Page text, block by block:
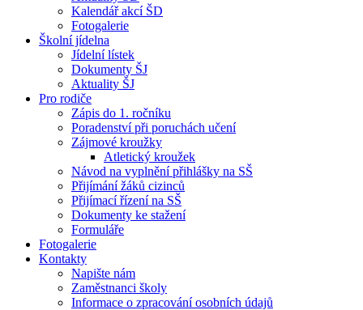
Kalendář akcí ŠD
Fotogalerie
Školní jídelna
Jídelní lístek
Dokumenty ŠJ
Aktuality ŠJ
Pro rodiče
Zápis do 1. ročníku
Poradenství při poruchách učení
Zájmové kroužky
Atletický kroužek
Návod na vyplnění přihlášky na SŠ
Přijímání žáků cizinců
Přijímací řízení na SŠ
Dokumenty ke stažení
Formuláře
Fotogalerie
Kontakty
Napište nám
Zaměstnanci školy
Informace o zpracování osobních údajů